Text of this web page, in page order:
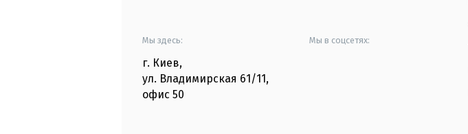
Мы здесь:
г. Киев,
ул. Владимирская 61/11,
офис 50
Мы в соцсетях: